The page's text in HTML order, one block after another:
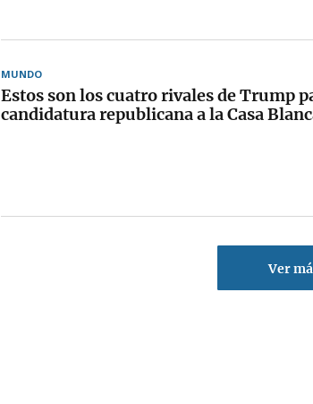
MUNDO
Estos son los cuatro rivales de Trump
candidatura republicana a la Casa
Ver